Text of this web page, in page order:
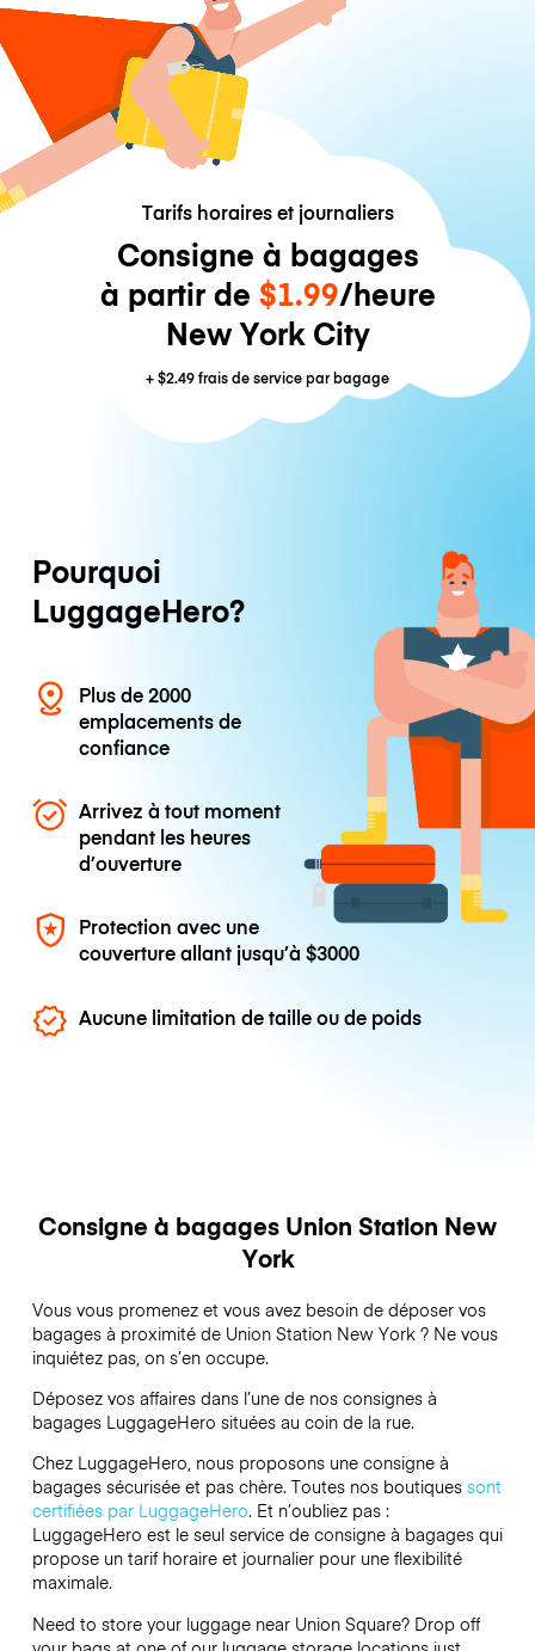
Tarifs horaires et journaliers
Consigne à bagages
à partir de $1.99/heure
New York City
+$2.49frais de service par bagage
Pourquoi
LuggageHero?
Plus de 2000
emplacements de
confiance
Arrivez à tout moment
pendant les heures
d’ouverture
Protection avec une
couverture allant jusqu’à$3000
Aucune limitation de taille ou de poids
Consigne à bagages Union Station New
York
Vous vous promenez et vous avez besoin de déposer vos
bagages à proximité de Union Station New York ? Ne vous
inquiétez pas, on s’en occupe.
Déposez vos affaires dans l’une de nos consignes à
bagages LuggageHero situées au coin de la rue.
Chez LuggageHero, nous proposons une consigne à
bagages sécurisée et pas chère. Toutes nos boutiques sont
certifiées par LuggageHero. Et n’oubliez pas :
LuggageHero est le seul service de consigne à bagages qui
propose un tarif horaire et journalier pour une flexibilité
maximale.
Need to store your luggage near Union Square? Drop off